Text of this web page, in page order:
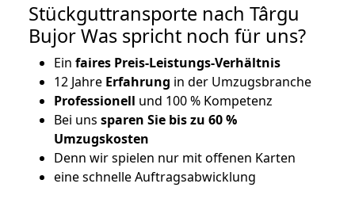
Stückguttransporte nach Târgu
Bujor Was spricht noch für uns?
Ein faires Preis-Leistungs-Verhältnis
12 Jahre Erfahrung in der Umzugsbranche
Professionell und 100 % Kompetenz
Bei uns sparen Sie bis zu 60 %
Umzugskosten
Denn wir spielen nur mit offenen Karten
eine schnelle Auftragsabwicklung